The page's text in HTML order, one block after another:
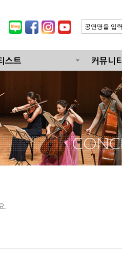
스트 커뮤니티